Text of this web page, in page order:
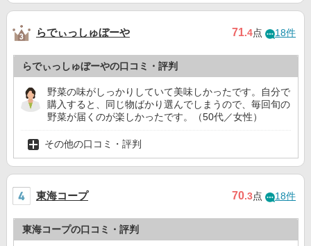
らでぃっしゅぼーや 71.4点 18件
らでぃっしゅぼーやの口コミ・評判
野菜の味がしっかりしていて美味しかったです。自分で
購入すると、同じ物ばかり選んでしまうので、毎回旬の
野菜が届くのが楽しかったです。（50代／女性）
その他の口コミ・評判
東海コープ 70.3点 18件
東海コープの口コミ・評判